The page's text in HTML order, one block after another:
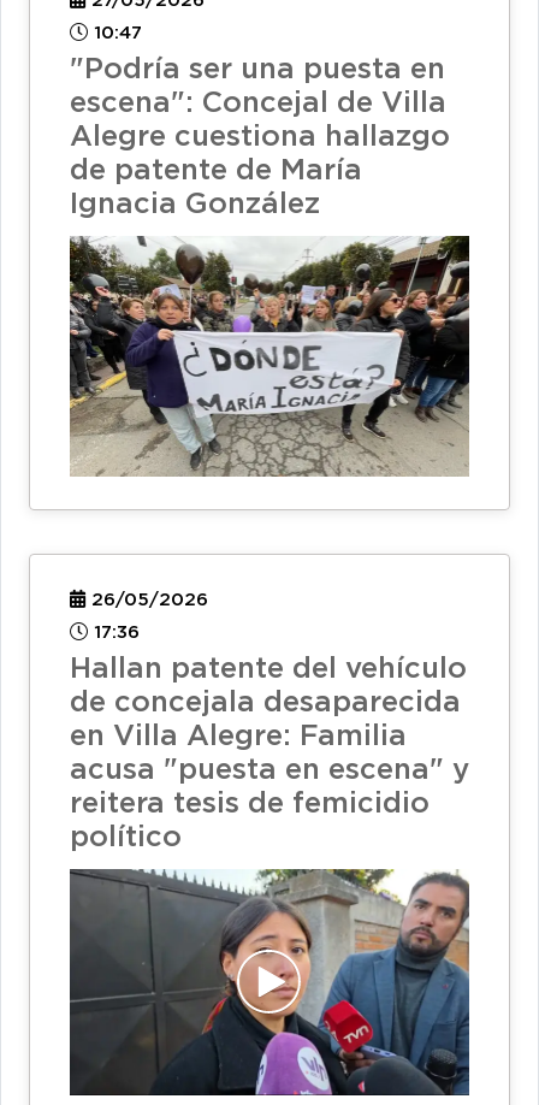
10:47
"Podría ser una puesta en
escena": Concejal de Villa
Alegre cuestiona hallazgo
de patente de María
Ignacia González
26/05/2026
17:36
Hallan patente del vehículo
de concejala desaparecida
en Villa Alegre: Familia
acusa "puesta en escena" y
reitera tesis de femicidio
político